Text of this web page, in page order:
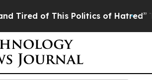
of This Politics of Hatred” The